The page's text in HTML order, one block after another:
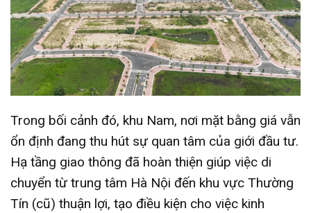
Trong bối cảnh đó, khu Nam, nơi mặt bằng giá vẫn
ổn định đang thu hút sự quan tâm của giới đầu tư.
Hạ tầng giao thông đã hoàn thiện giúp việc di
chuyển từ trung tâm Hà Nội đến khu vực Thường
Tín (cũ) thuận lợi, tạo điều kiện cho việc kinh